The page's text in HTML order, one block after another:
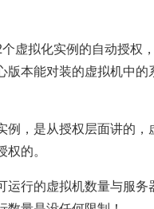
虚拟化实例的自动授权
版本能对装的虚拟机中的
例，是从授权层面讲的，
的。
运行的虚拟机数量与服务